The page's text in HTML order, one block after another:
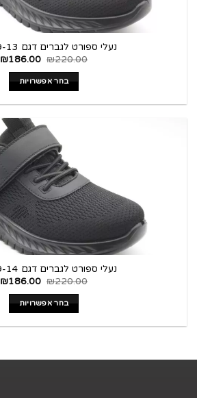
נעלי ספורט לגברים דגם S3209-13
₪220.00
₪186.00
בחר אפשרויות
נעלי ספורט לגברים דגם S3209-14
₪220.00
₪186.00
בחר אפשרויות